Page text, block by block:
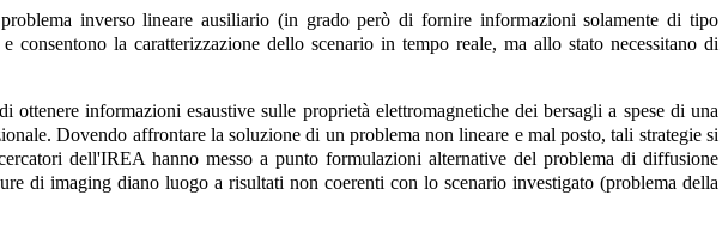
inverso lineare ausiliario (in grado però di fornire informazioni solamente di tipo
la caratterizzazione dello scenario in tempo reale, ma allo stato necessitano di
informazioni esaustive sulle proprietà elettromagnetiche dei bersagli a spese di una
Dovendo affrontare la soluzione di un problema non lineare e mal posto, tali strategie si
dell'IREA hanno messo a punto formulazioni alternative del problema di diffusione
di imaging diano luogo a risultati non coerenti con lo scenario investigato (problema della